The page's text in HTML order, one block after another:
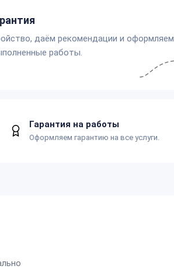
даём рекомендации и оформляем
работы.
Гарантия на работы
Оформляем гарантию на все услуги.